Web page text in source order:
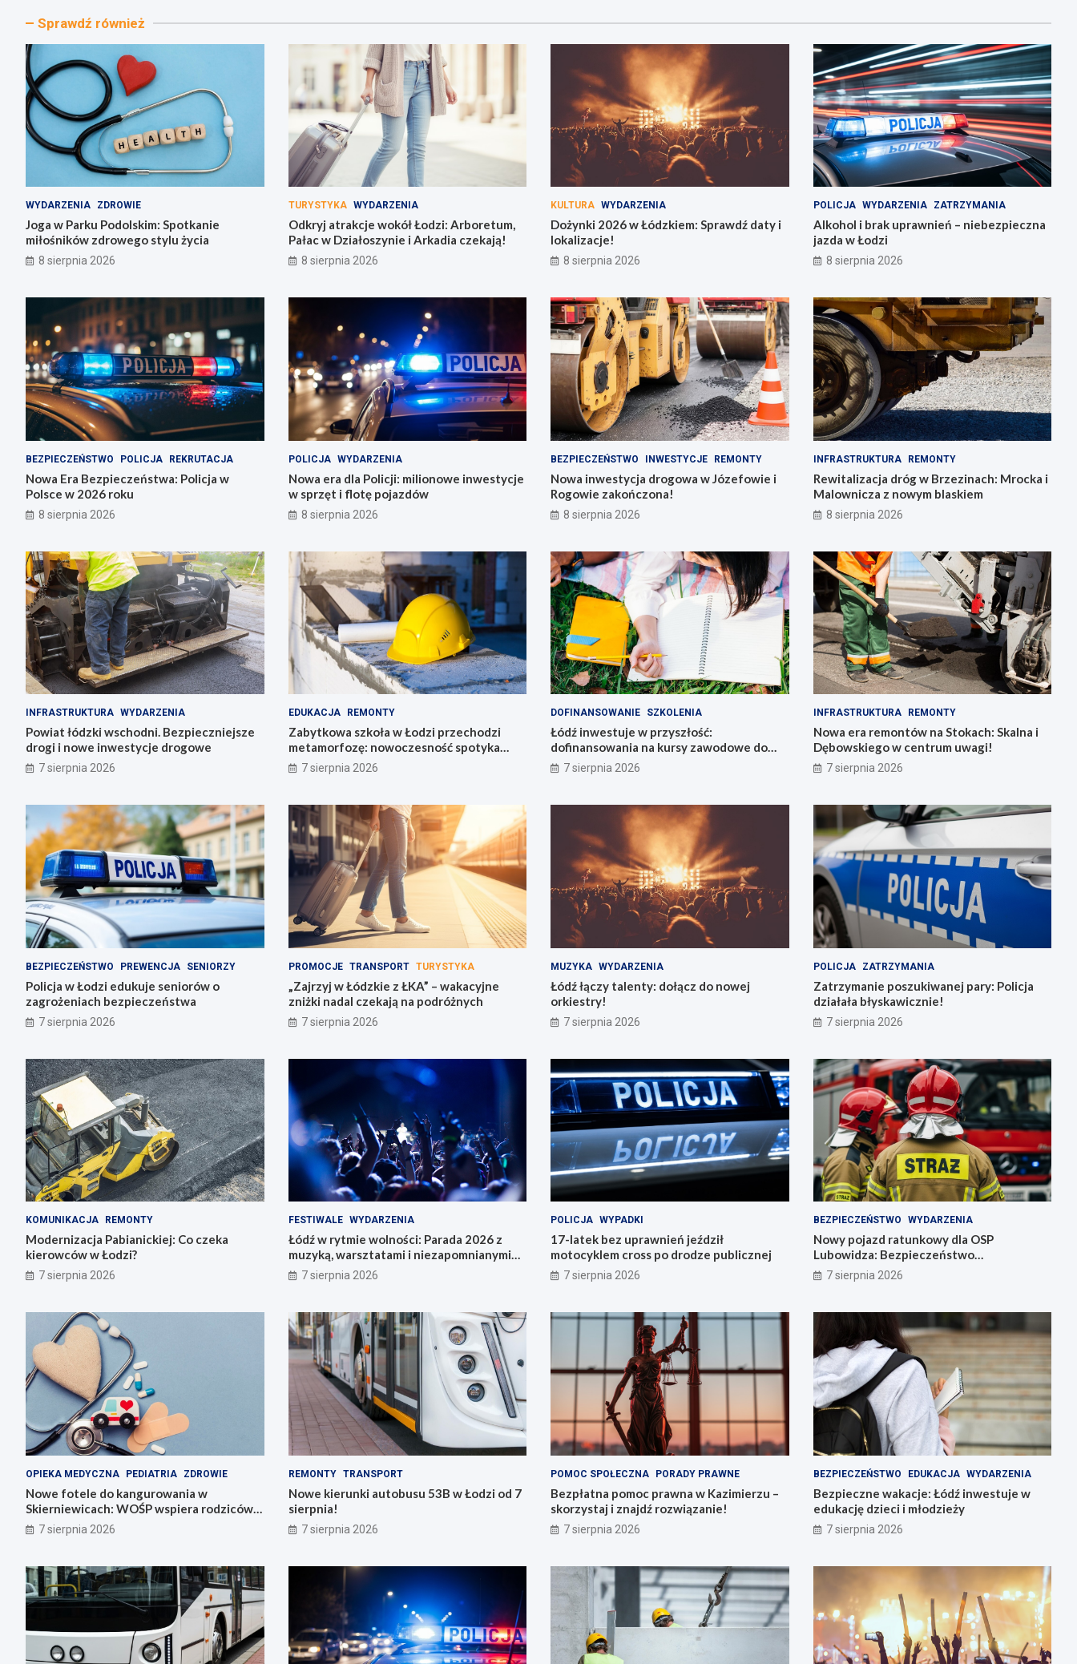
Sprawdź również
WYDARZENIA ZDROWIE
Joga w Parku Podolskim: Spotkanie
miłośników zdrowego stylu życia
8 sierpnia 2026
TURYSTYKA WYDARZENIA
Odkryj atrakcje wokół Łodzi: Arboretum,
Pałac w Działoszynie i Arkadia czekają!
8 sierpnia 2026
KULTURA WYDARZENIA
Dożynki 2026 w Łódzkiem: Sprawdź daty i
lokalizacje!
8 sierpnia 2026
POLICJA WYDARZENIA ZATRZYMANIA
Alkohol i brak uprawnień – niebezpieczna
jazda w Łodzi
8 sierpnia 2026
BEZPIECZEŃSTWO POLICJA REKRUTACJA
Nowa Era Bezpieczeństwa: Policja w
Polsce w 2026 roku
8 sierpnia 2026
POLICJA WYDARZENIA
Nowa era dla Policji: milionowe inwestycje
w sprzęt i flotę pojazdów
8 sierpnia 2026
BEZPIECZEŃSTWO INWESTYCJE REMONTY
Nowa inwestycja drogowa w Józefowie i
Rogowie zakończona!
8 sierpnia 2026
INFRASTRUKTURA REMONTY
Rewitalizacja dróg w Brzezinach: Mrocka i
Malownicza z nowym blaskiem
8 sierpnia 2026
INFRASTRUKTURA WYDARZENIA
Powiat łódzki wschodni. Bezpieczniejsze
drogi i nowe inwestycje drogowe
7 sierpnia 2026
EDUKACJA REMONTY
Zabytkowa szkoła w Łodzi przechodzi
metamorfozę: nowoczesność spotyka
historię
7 sierpnia 2026
DOFINANSOWANIE SZKOLENIA
Łódź inwestuje w przyszłość:
dofinansowania na kursy zawodowe do
6800 zł!
7 sierpnia 2026
INFRASTRUKTURA REMONTY
Nowa era remontów na Stokach: Skalna i
Dębowskiego w centrum uwagi!
7 sierpnia 2026
BEZPIECZEŃSTWO PREWENCJA SENIORZY
Policja w Łodzi edukuje seniorów o
zagrożeniach bezpieczeństwa
7 sierpnia 2026
PROMOCJE TRANSPORT TURYSTYKA
„Zajrzyj w Łódzkie z ŁKA” – wakacyjne
zniżki nadal czekają na podróżnych
7 sierpnia 2026
MUZYKA WYDARZENIA
Łódź łączy talenty: dołącz do nowej
orkiestry!
7 sierpnia 2026
POLICJA ZATRZYMANIA
Zatrzymanie poszukiwanej pary: Policja
działała błyskawicznie!
7 sierpnia 2026
KOMUNIKACJA REMONTY
Modernizacja Pabianickiej: Co czeka
kierowców w Łodzi?
7 sierpnia 2026
FESTIWALE WYDARZENIA
Łódź w rytmie wolności: Parada 2026 z
muzyką, warsztatami i niezapomnianymi
przeżyciami!
7 sierpnia 2026
POLICJA WYPADKI
17-latek bez uprawnień jeździł
motocyklem cross po drodze publicznej
7 sierpnia 2026
BEZPIECZEŃSTWO WYDARZENIA
Nowy pojazd ratunkowy dla OSP
Lubowidza: Bezpieczeństwo
mieszkańców na wyższym poziomie
7 sierpnia 2026
OPIEKA MEDYCZNA PEDIATRIA ZDROWIE
Nowe fotele do kangurowania w
Skierniewicach: WOŚP wspiera rodziców i
noworodki
7 sierpnia 2026
REMONTY TRANSPORT
Nowe kierunki autobusu 53B w Łodzi od 7
sierpnia!
7 sierpnia 2026
POMOC SPOŁECZNA PORADY PRAWNE
Bezpłatna pomoc prawna w Kazimierzu –
skorzystaj i znajdź rozwiązanie!
7 sierpnia 2026
BEZPIECZEŃSTWO EDUKACJA WYDARZENIA
Bezpieczne wakacje: Łódź inwestuje w
edukację dzieci i młodzieży
7 sierpnia 2026